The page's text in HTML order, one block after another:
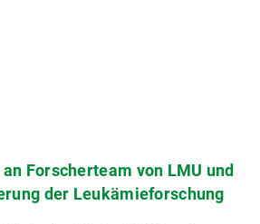
Forscherteam von LMU und
der Leukämieforschung